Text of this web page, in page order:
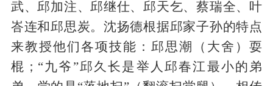
武、邱加注、邱继仕、邱天乞、蔡瑞全、叶
峇连和邱思炭。沈扬德根据邱家子孙的特点
来教授他们各项技能：邱思潮（大舍）耍
棍；“九爷”邱久长是举人邱春江最小的弟